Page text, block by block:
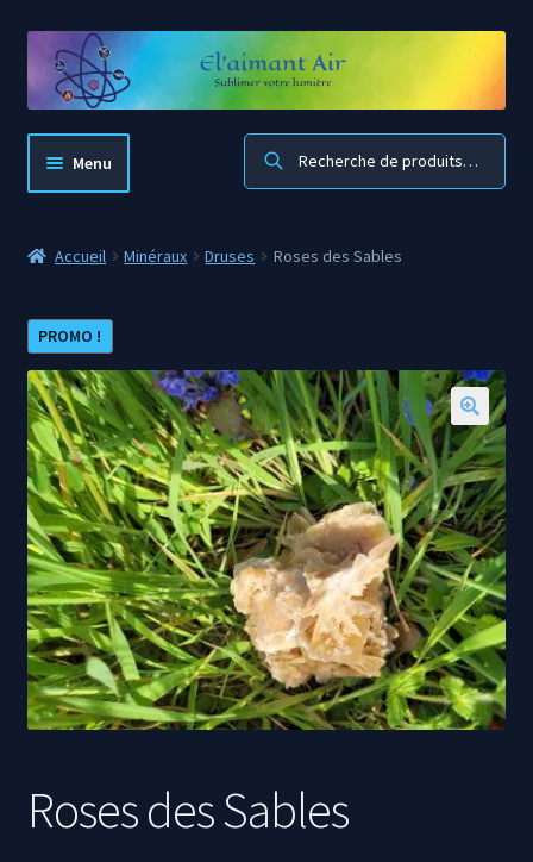
la
navigation
contenu
Recherche
Menu
Mon compte
Panier
Blog
Propriétés des minéraux
Accueil Minéraux Druses Roses des Sables
PROMO !
🔍
Roses des Sables